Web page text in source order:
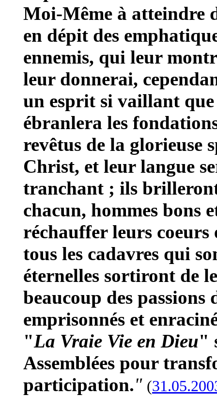
Moi-Même à atteindre
en dépit des
ennemis, qui leur
leur donnerai,
un esprit si vaillant
ébranlera les
revêtus de la glorieuse
Christ, et leur langue
tranchant ; ils
chacun, hommes bons
réchauffer leurs
tous les cadavres qui
éternelles sortiront de
beaucoup des
emprisonnés et
"La Vraie Vie en Dieu"
Assemblées pour
participation." (